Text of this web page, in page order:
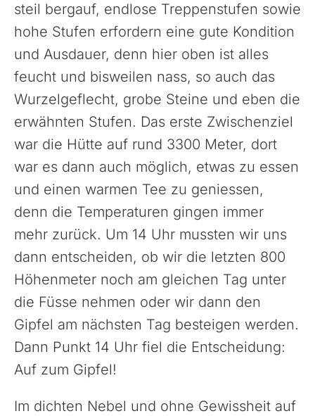
steil bergauf, endlose Treppenstufen sowie
hohe Stufen erfordern eine gute Kondition
und Ausdauer, denn hier oben ist alles
feucht und bisweilen nass, so auch das
Wurzelgeflecht, grobe Steine und eben die
erwähnten Stufen. Das erste Zwischenziel
war die Hütte auf rund 3300 Meter, dort
war es dann auch möglich, etwas zu essen
und einen warmen Tee zu geniessen,
denn die Temperaturen gingen immer
mehr zurück. Um 14 Uhr mussten wir uns
dann entscheiden, ob wir die letzten 800
Höhenmeter noch am gleichen Tag unter
die Füsse nehmen oder wir dann den
Gipfel am nächsten Tag besteigen werden.
Dann Punkt 14 Uhr fiel die Entscheidung:
Auf zum Gipfel!
Im dichten Nebel und ohne Gewissheit auf
Madagaskar
Marokko
Mauritius
Namibia
Ruanda
Südafrika
Tansania, Kilimanjaro
Uganda